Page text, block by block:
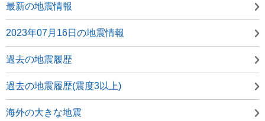
最新の地震情報
2023年07月16日の地震情報
過去の地震履歴
過去の地震履歴(震度3以上)
海外の大きな地震